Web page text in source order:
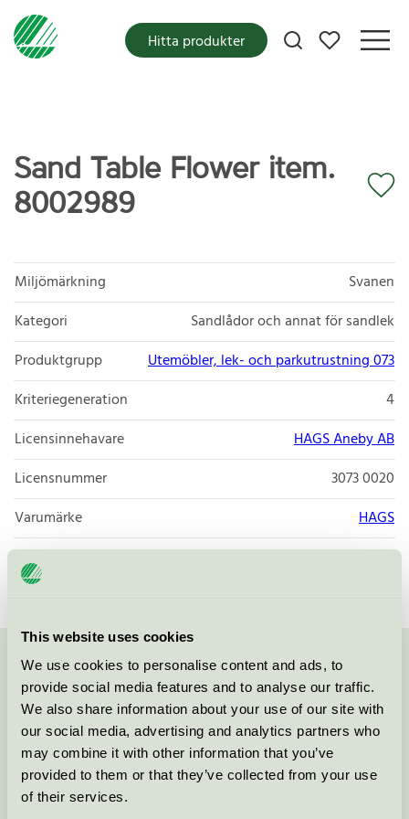
This website uses cookies
We use cookies to personalise content and ads, to
provide social media features and to analyse our traffic.
We also share information about your use of our site with
our social media, advertising and analytics partners who
may combine it with other information that you’ve
provided to them or that they’ve collected from your use
of their services.
Mina favoriter
Hitta produkter
Sand Table Flower item.
8002989
Miljömärkning
Svanen
Kategori
Sandlådor och annat för sandlek
Produktgrupp
Utemöbler, lek- och parkutrustning 073
Kriteriegeneration
4
Licensinnehavare
HAGS Aneby AB
Licensnummer
3073 0020
Varumärke
HAGS
Licensnummer
3073 0020
Kontakta oss på 08-55 55 24 00eller via formuläret:
Fortsätt